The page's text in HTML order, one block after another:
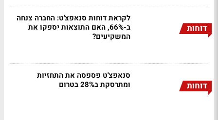
דוחות
לקראת דוחות סנאפצ'ט: החברה צנחה
ב-66%, האם התוצאות יספקו את
המשקיעים?
דוחות
סנאפצ'ט פספסה את התחזיות
ומתרסקת ב28% בטרום